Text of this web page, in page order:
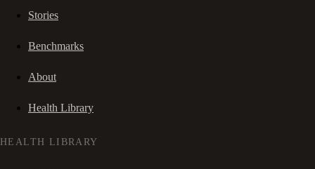
Stories
Benchmarks
About
Health Library
HEALTH LIBRARY